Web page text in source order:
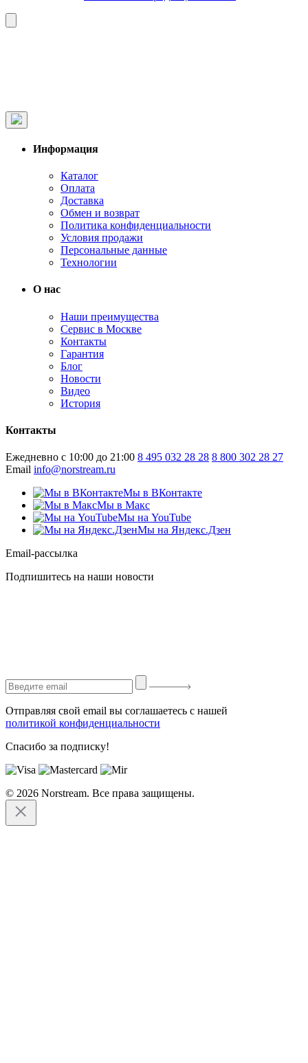
Информация
Каталог
Оплата
Доставка
Обмен и возврат
Политика конфиденциальности
Условия продажи
Персональные данные
Технологии
О нас
Наши преимущества
Сервис в Москве
Контакты
Гарантия
Блог
Новости
Видео
История
Контакты
Ежедневно с 10:00 до 21:00 8 495 032 28 28 8 800 302 28 27
Email info@norstream.ru
Мы в ВКонтакте
Мы в Макс
Мы на YouTube
Мы на Яндекс.Дзен
Email-рассылка
Подпишитесь на наши новости
Отправляя свой email вы соглашаетесь с нашей
политикой конфиденциальности
Спасибо за подписку!
© 2026 Norstream. Все права защищены.